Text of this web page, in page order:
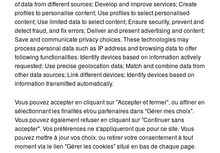
À LA UNE
20h00
Gagnez vos pass pour le V and B Fest' 2026 !
11 juillet 2026
Inscrivez-vous au casting The Voice & The Voice
Kids !
of data from different sources; Develop and improve services; Create
profiles to personalise content; Use profiles to select personalised
content; Use limited data to select content; Ensure security, prevent and
detect fraud, and fix errors; Deliver and present advertising and content;
Save and communicate privacy choices. These technologies may
process personal data such as IP address and browsing data to offer
following functionalities: Identify devices based on information actively
requested; Use precise geolocation data; Match and combine data from
other data sources; Link different devices; Identify devices based on
information transmitted automatically.
Vous pouvez accepter en cliquant sur "Accepter et fermer", ou affiner en
sélectionnant les finalités et/ou partenaires dans "Gérer mes choix".
Vous pouvez également refuser en cliquant sur "Continuer sans
accepter". Vos préférences ne s'appliqueront que pour ce site. Vous
pouvez mettre à jour vos choix, ou retirer votre consentement à tout
moment via le lien "Gérer les cookies" situé en bas de chaque page.